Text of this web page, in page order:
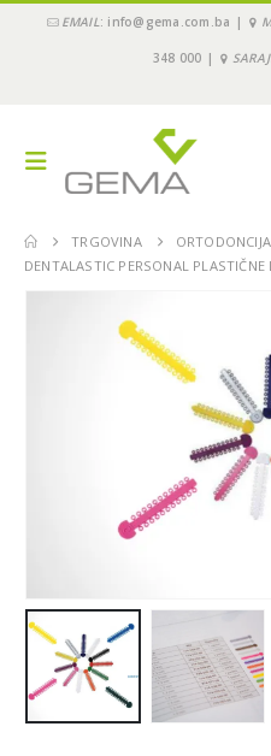
EMAIL: info@gema.com.ba |
348 000 |
TRGOVINA
ORTODONCIJA
DENTALASTIC PERSONAL PLASTIČNE